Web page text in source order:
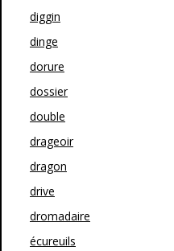
diggin
dinge
dorure
dossier
double
drageoir
dragon
drive
dromadaire
écureuils